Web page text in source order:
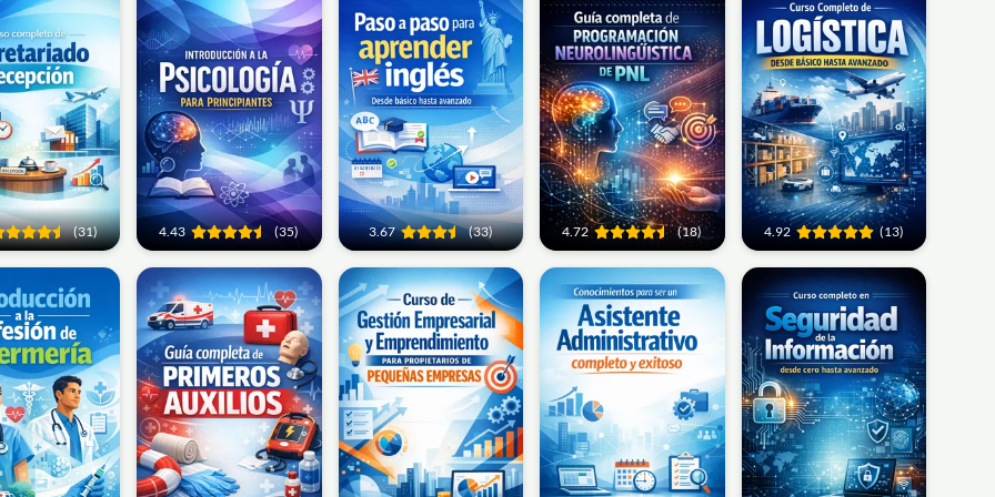
(31) 4.43 (35) 3.67 (33) 4.72 (18) 4.92 (13)